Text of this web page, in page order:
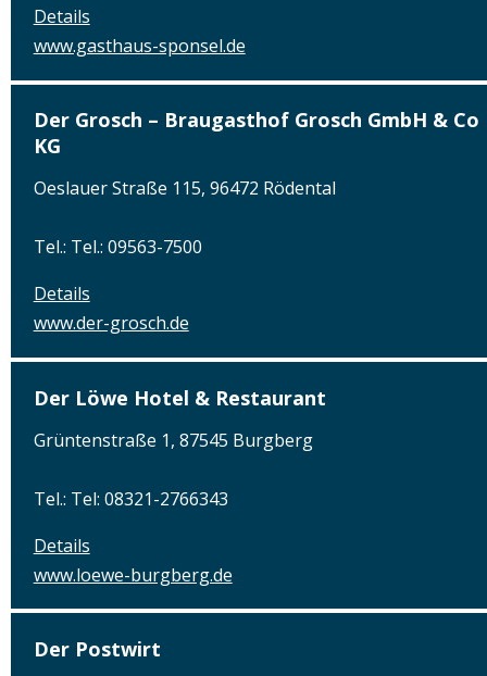
Details
www.gasthaus-sponsel.de
Der Grosch – Braugasthof Grosch GmbH & Co
KG
Oeslauer Straße 115, 96472 Rödental
Tel.: Tel.: 09563-7500
Details
www.der-grosch.de
Der Löwe Hotel & Restaurant
Grüntenstraße 1, 87545 Burgberg
Tel.: Tel: 08321-2766343
Details
www.loewe-burgberg.de
Der Postwirt